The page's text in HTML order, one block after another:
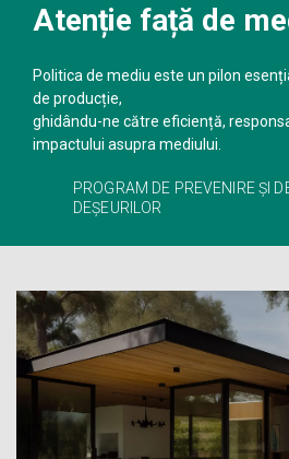
Atenție față de
Politica de mediu este un pilon
de producție,
ghidându-ne către eficiență,
impactului asupra mediului.
PROGRAM DE PREVENIRE ȘI
DEȘEURILOR